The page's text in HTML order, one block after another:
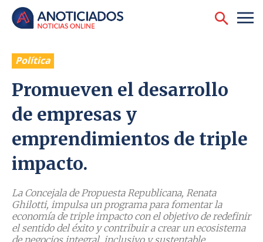
Política
Promueven el desarrollo
de empresas y
emprendimientos de triple
impacto.
La Concejala de Propuesta Republicana, Renata
Ghilotti, impulsa un programa para fomentar la
economía de triple impacto con el objetivo de redefinir
el sentido del éxito y contribuir a crear un ecosistema